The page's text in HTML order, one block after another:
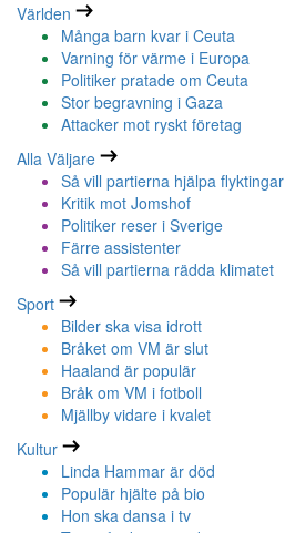
Världen
Många barn kvar i Ceuta
Varning för värme i Europa
Politiker pratade om Ceuta
Stor begravning i Gaza
Attacker mot ryskt företag
Alla Väljare
Så vill partierna hjälpa flyktingar
Kritik mot Jomshof
Politiker reser i Sverige
Färre assistenter
Så vill partierna rädda klimatet
Sport
Bilder ska visa idrott
Bråket om VM är slut
Haaland är populär
Bråk om VM i fotboll
Mjällby vidare i kvalet
Kultur
Linda Hammar är död
Populär hjälte på bio
Hon ska dansa i tv